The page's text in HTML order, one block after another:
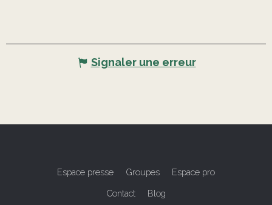
Signaler une erreur
Espace presse Groupes Espace pro
Contact Blog